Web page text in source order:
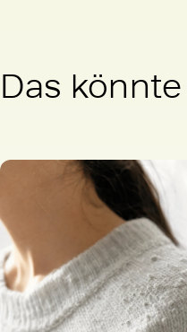
Das